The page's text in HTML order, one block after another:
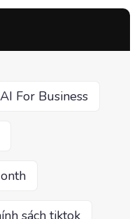
AI For Business
sách tiktok